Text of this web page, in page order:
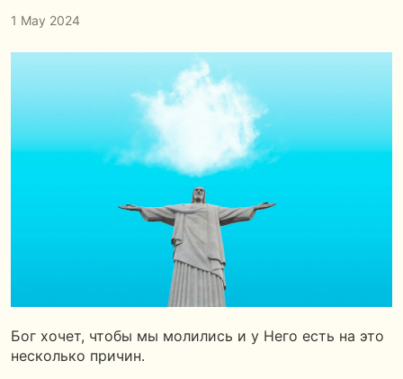
1 May 2024
Бог хочет, чтобы мы молились и у Него есть на это
несколько причин.